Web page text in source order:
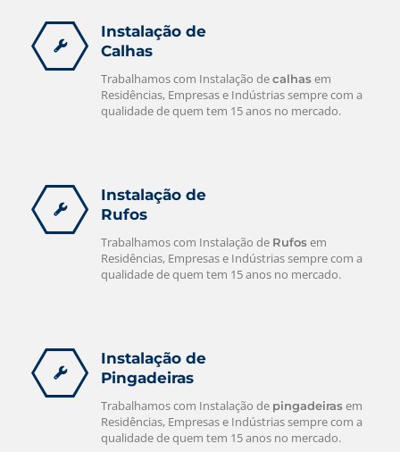
Instalação de
Calhas
Trabalhamos com Instalação decalhasem
Residências, Empresas e Indústrias sempre com a
qualidade de quem tem 15 anos no mercado.
Instalação de
Rufos
Trabalhamos com Instalação de Rufosem
Residências, Empresas e Indústrias sempre com a
qualidade de quem tem 15 anos no mercado.
Instalação de
Pingadeiras
Trabalhamos com Instalação de pingadeirasem
Residências, Empresas e Indústrias sempre com a
qualidade de quem tem 15 anos no mercado.